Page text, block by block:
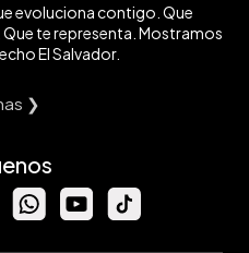
evoluciona contigo. Que
te representa. Mostramos
El Salvador.
❯